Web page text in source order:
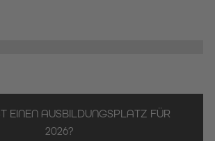
EINEN AUSBILDUNGSPLATZ FÜR
2026?